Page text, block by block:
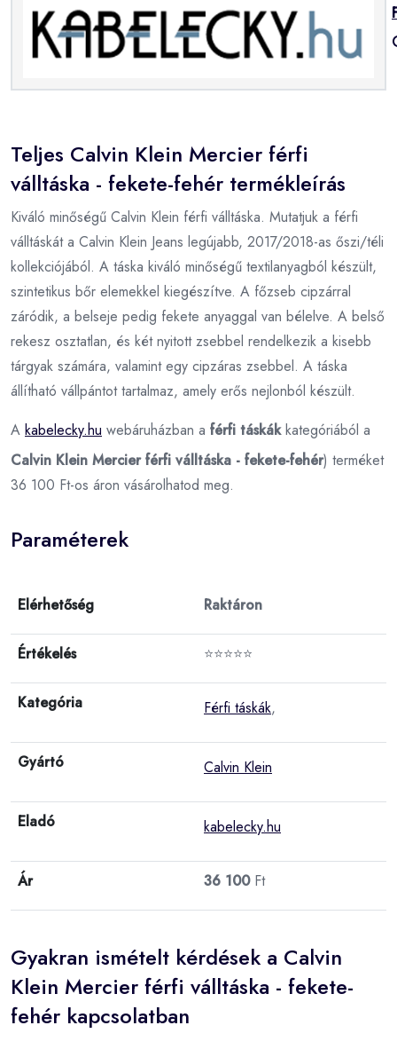
Teljes Calvin Klein Mercier férfi
válltáska - fekete-fehér termékleírás
Kiváló minőségű Calvin Klein férfi válltáska. Mutatjuk a férfi
válltáskát a Calvin Klein Jeans legújabb, 2017/2018-as őszi/téli
kollekciójából. A táska kiváló minőségű textilanyagból készült,
szintetikus bőr elemekkel kiegészítve. A főzseb cipzárral
záródik, a belseje pedig fekete anyaggal van bélelve. A belső
rekesz osztatlan, és két nyitott zsebbel rendelkezik a kisebb
tárgyak számára, valamint egy cipzáras zsebbel. A táska
állítható vállpántot tartalmaz, amely erős nejlonból készült.
A kabelecky.hu webáruházban a férfi táskákkategóriából a
Calvin Klein Mercier férfi válltáska - fekete-fehér) terméket
36 100 Ft-os áron vásárolhatod meg.
Paraméterek
Elérhetőség Raktáron
Értékelés ⭐⭐⭐⭐⭐
Kategória Férfi táskák,
Gyártó Calvin Klein
Eladó kabelecky.hu
Ár 36 100Ft
Gyakran ismételt kérdések a Calvin
Klein Mercier férfi válltáska - fekete-
fehér kapcsolatban